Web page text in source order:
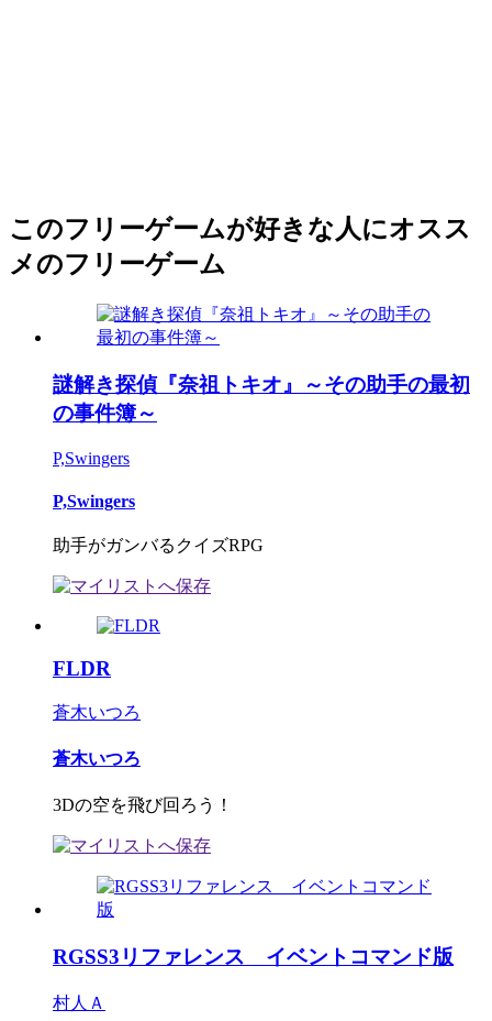
このフリーゲームが好きな人にオスス
メのフリーゲーム
謎解き探偵『奈祖トキオ』～その助手の最初
の事件簿～
P,Swingers
P,Swingers
助手がガンバるクイズRPG
FLDR
蒼木いつろ
蒼木いつろ
3Dの空を飛び回ろう！
RGSS3リファレンス イベントコマンド版
村人Ａ